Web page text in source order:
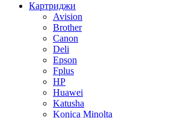
Картриджи
Avision
Brother
Canon
Deli
Epson
Fplus
HP
Huawei
Katusha
Konica Minolta